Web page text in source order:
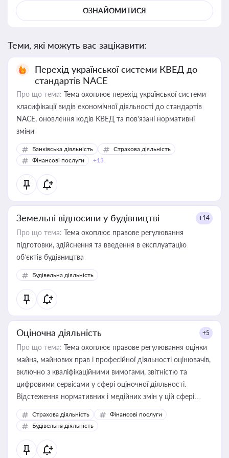
ОЗНАЙОМИТИСЯ
Теми, які можуть вас зацікавити:
Перехід української системи КВЕД до
стандартів NACE
Про що тема: Тема охоплює перехід української системи
класифікації видів економічної діяльності до стандартів
NACE, оновлення кодів КВЕД та пов'язані нормативні
зміни
Банківська діяльність
Страхова діяльність
Фінансові послуги
+13
Земельні відносини у будівництві +14
Про що тема: Тема охоплює правове регулювання
підготовки, здійснення та введення в експлуатацію
об’єктів будівництва
Будівельна діяльність
Оціночна діяльність +5
Про що тема: Тема охоплює правове регулювання оцінки
майна, майнових прав і професійної діяльності оцінювачів,
включно з кваліфікаційними вимогами, звітністю та
цифровими сервісами у сфері оціночної діяльності.
Відстеження нормативних і медійних змін у цій сфері
корисне для власника бізнесу, керівника, юриста або
бухгалтера під час оподаткування, приватизації, оренди
державного майна, корпоративних угод і перевірки
статусу суб'єктів оціночної діяльності
Страхова діяльність
Фінансові послуги
Будівельна діяльність